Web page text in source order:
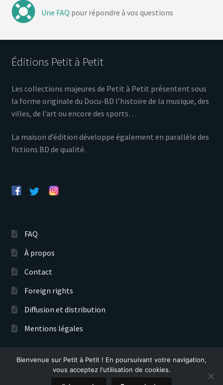
Une FAQ pour répondre à vos questions
Éditions Petit à Petit
Les collections majeures de Petit à Petit présentent sous
la forme originale du Docu-BD l’histoire de la musique, des
villes, de l’art ou encore des sports…
La maison d’édition développe également en parallèle des
fictions BD de qualité.
FAQ
À propos
Contact
Foreign rights
Diffusion et distribution
Mentions légales
Éditions Petit à Petit © 2026
Bienvenue sur Petit à Petit ! En poursuivant votre navigation,
vous acceptez l'utilisation de cookies.